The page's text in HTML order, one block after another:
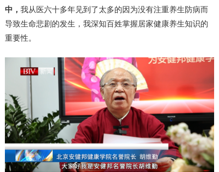
中， 我从医六十多年见到了太多的因为没有注重养生防病而
导致生命悲剧的发生，我深知百姓掌握居家健康养生知识的
重要性。